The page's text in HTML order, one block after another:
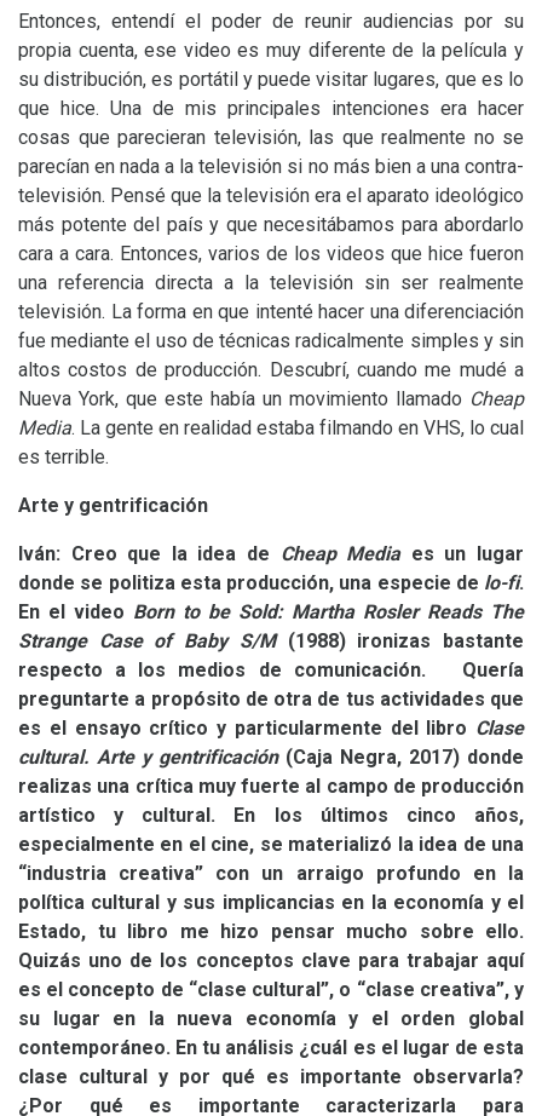
Entonces, entendí el poder de reunir audiencias por su
propia cuenta, ese video es muy diferente de la película y
su distribución, es portátil y puede visitar lugares, que es lo
que hice. Una de mis principales intenciones era hacer
cosas que parecieran televisión, las que realmente no se
parecían en nada a la televisión si no más bien a una contra-
televisión. Pensé que la televisión era el aparato ideológico
más potente del país y que necesitábamos para abordarlo
cara a cara. Entonces, varios de los videos que hice fueron
una referencia directa a la televisión sin ser realmente
televisión. La forma en que intenté hacer una diferenciación
fue mediante el uso de técnicas radicalmente simples y sin
altos costos de producción. Descubrí, cuando me mudé a
Nueva York, que este había un movimiento llamado Cheap
Media. La gente en realidad estaba filmando en VHS, lo cual
es terrible.
Arte y gentrificación
Iván: Creo que la idea de Cheap Mediaes un lugar
donde se politiza esta producción, una especie de lo-fi.
En el video Born to be Sold: Martha Rosler Reads The
Strange Case of Baby S/M(1988) ironizas bastante
respecto a los medios de comunicación. Quería
preguntarte a propósito de otra de tus actividades que
es el ensayo crítico y particularmente del libro Clase
cultural. Arte y gentrificación(Caja Negra, 2017) donde
realizas una crítica muy fuerte al campo de producción
artístico y cultural. En los últimos cinco años,
especialmente en el cine, se materializó la idea de una
“industria creativa” con un arraigo profundo en la
política cultural y sus implicancias en la economía y el
Estado, tu libro me hizo pensar mucho sobre ello.
Quizás uno de los conceptos clave para trabajar aquí
es el concepto de “clase cultural”, o “clase creativa”, y
su lugar en la nueva economía y el orden global
contemporáneo. En tu análisis ¿cuál es el lugar de esta
clase cultural y por qué es importante observarla?
¿Por qué es importante caracterizarla para